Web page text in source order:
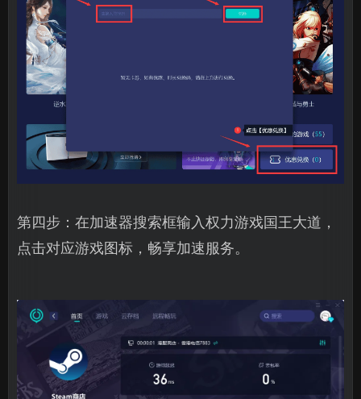
第四步：在加速器搜索框输入权力游戏国王大道，
点击对应游戏图标，畅享加速服务。